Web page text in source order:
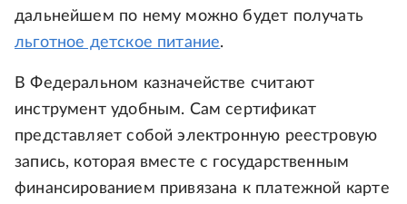
дальнейшем по нему можно будет получать
льготное детское питание.
В Федеральном казначействе считают
инструмент удобным. Сам сертификат
представляет собой электронную реестровую
запись, которая вместе с государственным
финансированием привязана к платежной карте